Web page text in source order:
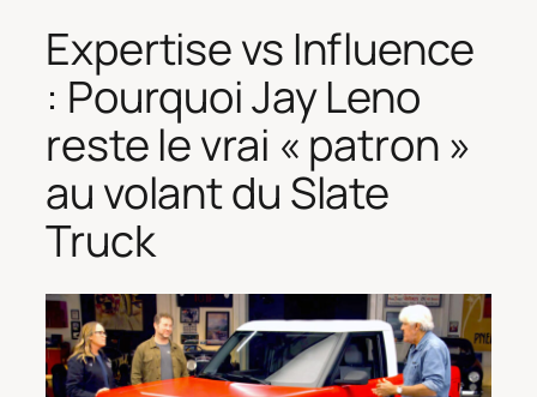
Expertise vs Influence
: Pourquoi Jay Leno
reste le vrai « patron »
au volant du Slate
Truck